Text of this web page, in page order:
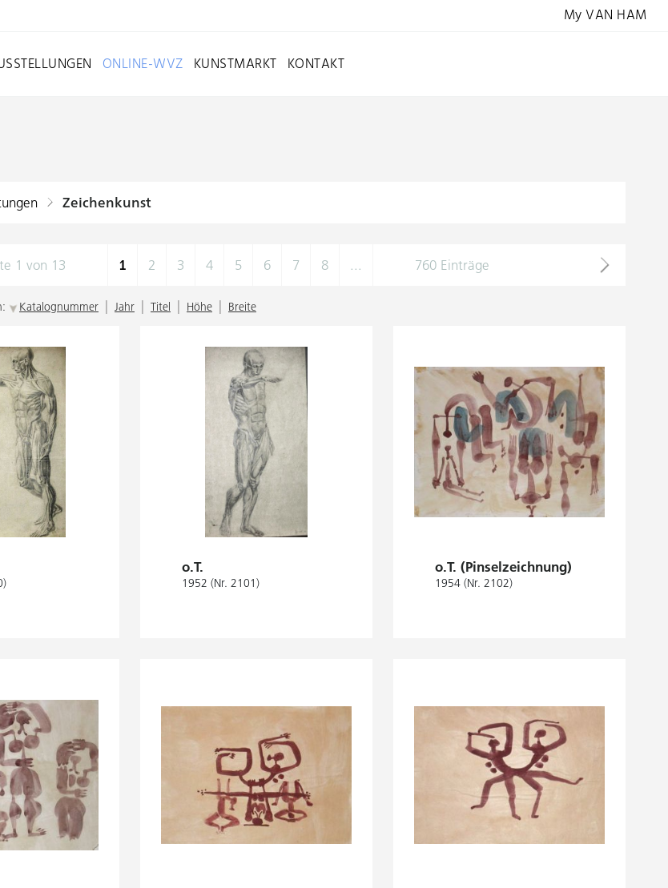
My VAN HAM
ONLINE-WVZ KUNSTMARKT KONTAKT
Zeichenkunst
1 von 13 1 2 3 4 5 6 7 8 ... 760 Einträge
Katalognummer Jahr Titel Höhe Breite
o.T.
1952 (Nr. 2101)
o.T. (Pinselzeichnung)
1954 (Nr. 2102)